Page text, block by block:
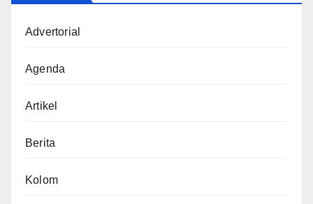
Advertorial
Agenda
Artikel
Berita
Kolom